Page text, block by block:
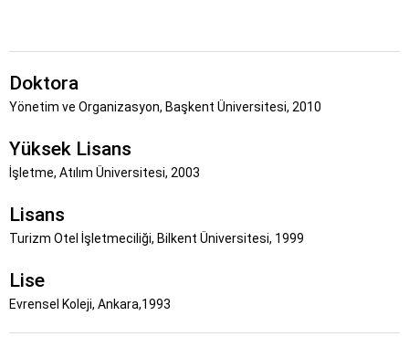
Doktora
Yönetim ve Organizasyon, Başkent Üniversitesi, 2010
Yüksek Lisans
İşletme, Atılım Üniversitesi, 2003
Lisans
Turizm Otel İşletmeciliği, Bilkent Üniversitesi, 1999
Lise
Evrensel Koleji, Ankara,1993